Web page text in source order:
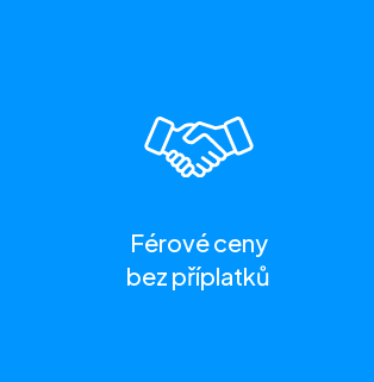
Férové ceny
bez příplatků